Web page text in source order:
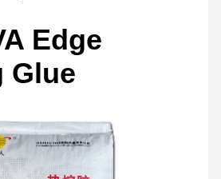
Glue